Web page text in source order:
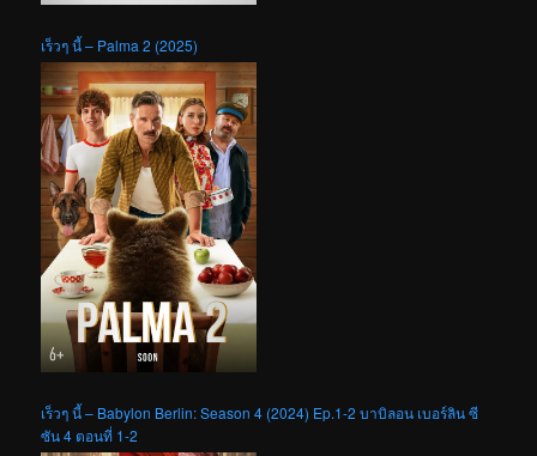
เร็วๆ นี้ – Palma 2 (2025)
เร็วๆ นี้ – Babylon Berlin: Season 4 (2024) Ep.1-2 บาบิลอน เบอร์ลิน ซี
ซัน 4 ตอนที่ 1-2